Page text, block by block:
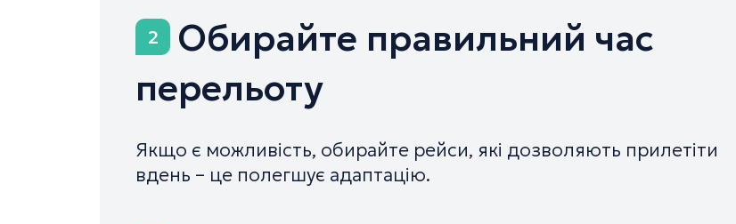
2
Обирайте правильний час
перельоту
Якщо є можливість, обирайте рейси, які дозволяють прилетіти
вдень – це полегшує адаптацію.